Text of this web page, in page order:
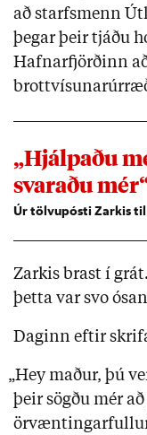
að starfsmenn
þegar þeir tjáðu
Hafnarfjörðinn
„Hjálpaðu
svaraðu
Úr tölvupósti Zarkis til
Zarkis brast í
þetta var svo
Daginn eftir
„Hey maður, þú
þeir sögðu mér